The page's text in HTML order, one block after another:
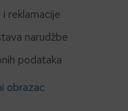
reklamacije
narudžbe
podataka
obrazac